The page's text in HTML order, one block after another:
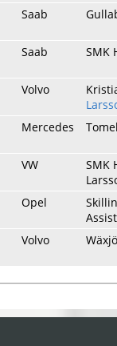
Saab
Saab SMK
Volvo
Mercedes
VW
SMK
Opel
Volvo